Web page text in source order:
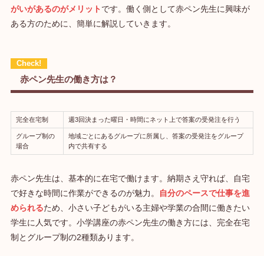
がいがあるのがメリット です。働く側として赤ペン先生に興味が
ある方のために、簡単に解説していきます。
赤ペン先生の働き方は？
完全在宅制 週3回決まった曜日・時間にネット上で答案の受発注を行う
グループ制の
場合
地域ごとにあるグループに所属し、答案の受発注をグループ
内で共有する
赤ペン先生は、基本的に在宅で働けます。納期さえ守れば、自宅
で好きな時間に作業ができるのが魅力。
自分のペースで仕事を進
められるため、小さい子どもがいる主婦や学業の合間に働きたい
学生に人気です。小学講座の赤ペン先生の働き方には、完全在宅
制とグループ制の2種類あります。